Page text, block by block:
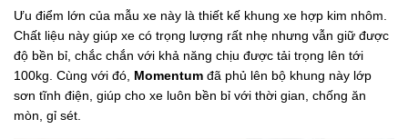
Ưu điểm lớn của mẫu xe này là thiết kế khung xe hợp kim nhôm.
Chất liệu này giúp xe có trọng lượng rất nhẹ nhưng vẫn giữ được
độ bền bỉ, chắc chắn với khả năng chịu được tải trọng lên tới
100kg. Cùng với đó, Momentum đã phủ lên bộ khung này lớp
sơn tĩnh điện, giúp cho xe luôn bền bỉ với thời gian, chống ăn
mòn, gỉ sét.